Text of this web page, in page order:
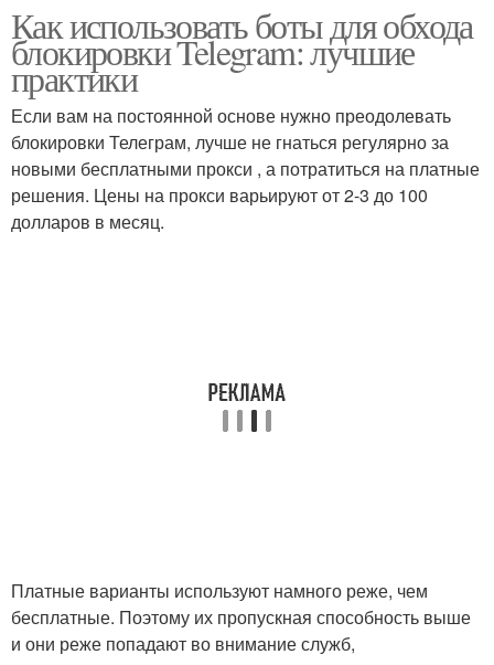
Как использовать боты для обхода
блокировки Telegram: лучшие
практики
Если вам на постоянной основе нужно преодолевать
блокировки Телеграм, лучше не гнаться регулярно за
новыми бесплатными прокси , а потратиться на платные
решения. Цены на прокси варьируют от 2-3 до 100
долларов в месяц.
Платные варианты используют намного реже, чем
бесплатные. Поэтому их пропускная способность выше
и они реже попадают во внимание служб,